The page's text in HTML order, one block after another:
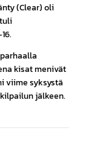
(Clear) oli
kisat menivät
viime syksystä
jälkeen.